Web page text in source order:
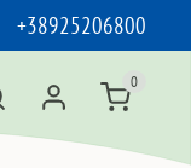
+38925206800
0